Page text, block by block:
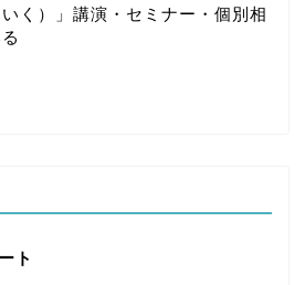
く）」講演・セミナー・個別相
ト